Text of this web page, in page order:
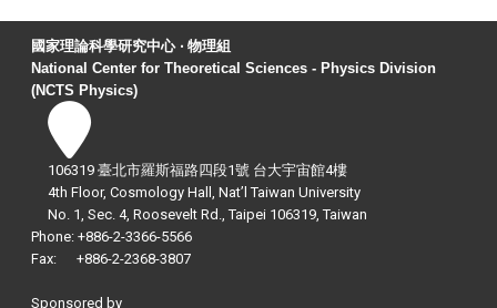
國家理論科學研究中心 ‧ 物理組
National Center for Theoretical Sciences - Physics Division
(NCTS Physics)
106319 臺北市羅斯福路四段1號 台大宇宙館4樓
4th Floor, Cosmology Hall, Nat’l Taiwan University
No. 1, Sec. 4, Roosevelt Rd., Taipei 106319, Taiwan
Phone: +886-2-3366-5566
Fax: +886-2-2368-3807
Sponsored by